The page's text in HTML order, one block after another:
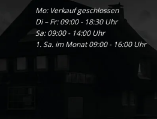
Mo: Verkauf geschlossen
Di – Fr: 09:00 - 18:30 Uhr
Sa: 09:00 - 14:00 Uhr
1. Sa. im Monat 09:00 - 16:00 Uhr